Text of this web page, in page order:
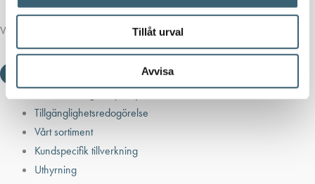
Tillåt urval
Avvisa
Viktiga länkar
Villkor & integritetspolicy
Tillgänglighetsredogörelse
Vårt sortiment
Kundspecifik tillverkning
Uthyrning